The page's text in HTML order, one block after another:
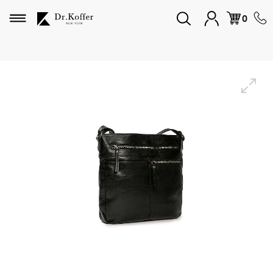
0
Избранное
Женская коллекция
Подарки и сувениры